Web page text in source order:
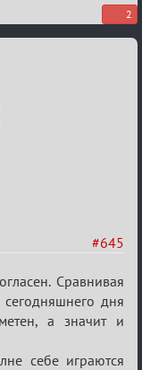
2
#645
Сравнивая
дня
а значит и
себе играются